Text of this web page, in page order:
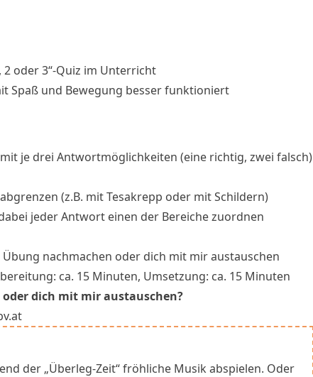
2 oder 3“-Quiz im Unterricht
Spaß und Bewegung besser funktioniert
je drei Antwortmöglichkeiten (eine richtig, zwei falsch)
(z.B. mit Tesakrepp oder mit Schildern)
jeder Antwort einen der Bereiche zuordnen
Übung nachmachen oder dich mit mir austauschen
ca. 15 Minuten, Umsetzung: ca. 15 Minuten
dich mit mir austauschen?
der „Überleg-Zeit“ fröhliche Musik abspielen. Oder